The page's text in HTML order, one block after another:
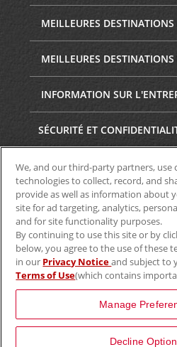
MEILLEURES
MEILLEURES
INFORMATION SUR
SÉCURITÉ ET
We, and our third-party partners, use
technologies to collect, record, and
provide as well as information about
site for ad targeting, analytics,
and for site functionality purposes.
By continuing to use this site or by
below, you agree to the use of these
in our Privacy Noticeand subject to
Terms of Use(which contains
Manage
Decline